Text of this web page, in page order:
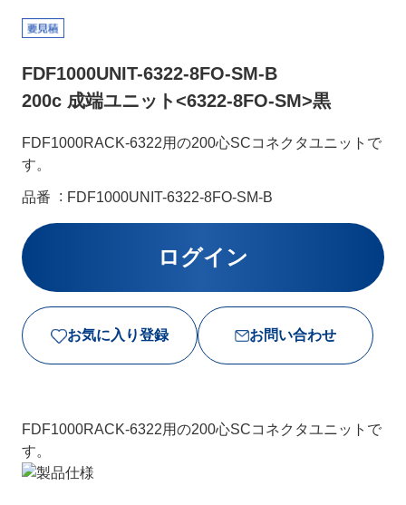
FDF1000UNIT-6322-8FO-SM-B
200c 成端ユニット<6322-8FO-SM>黒
FDF1000RACK-6322用の200心SCコネクタユニットで
す。
品番 FDF1000UNIT-6322-8FO-SM-B
お気に入り登録 お問い合わせ
FDF1000RACK-6322用の200心SCコネクタユニットで
す。